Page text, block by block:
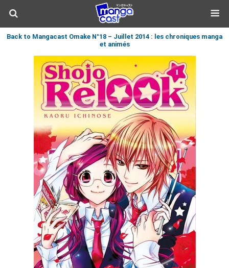
Back to Mangacast Omake N°18 – Juillet 2014 : les chroniques manga
et animés